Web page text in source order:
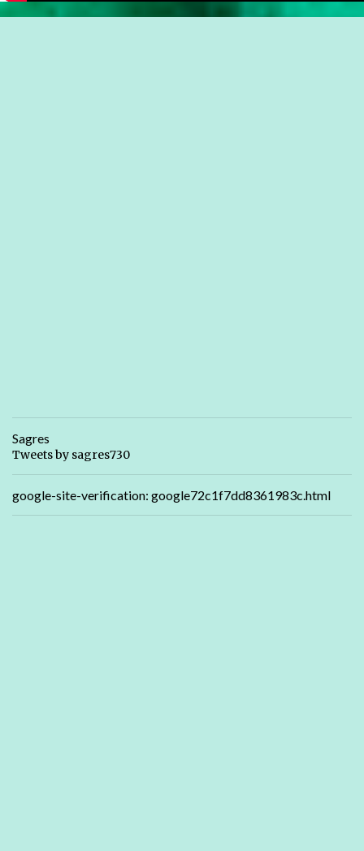
Sagres
Tweets by sagres730
google-site-verification: google72c1f7dd8361983c.html